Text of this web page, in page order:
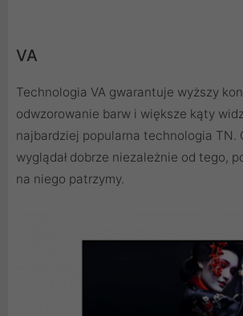
VA
Technologia VA gwarantuje wyższy
odwzorowanie barw i większe kąty
najbardziej popularna technologia TN.
wyglądał dobrze niezależnie od tego,
na niego patrzymy.